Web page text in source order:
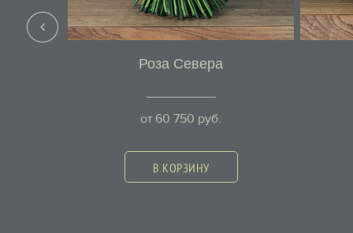
Роза Севера
от 60 750 руб.
В КОРЗИНУ